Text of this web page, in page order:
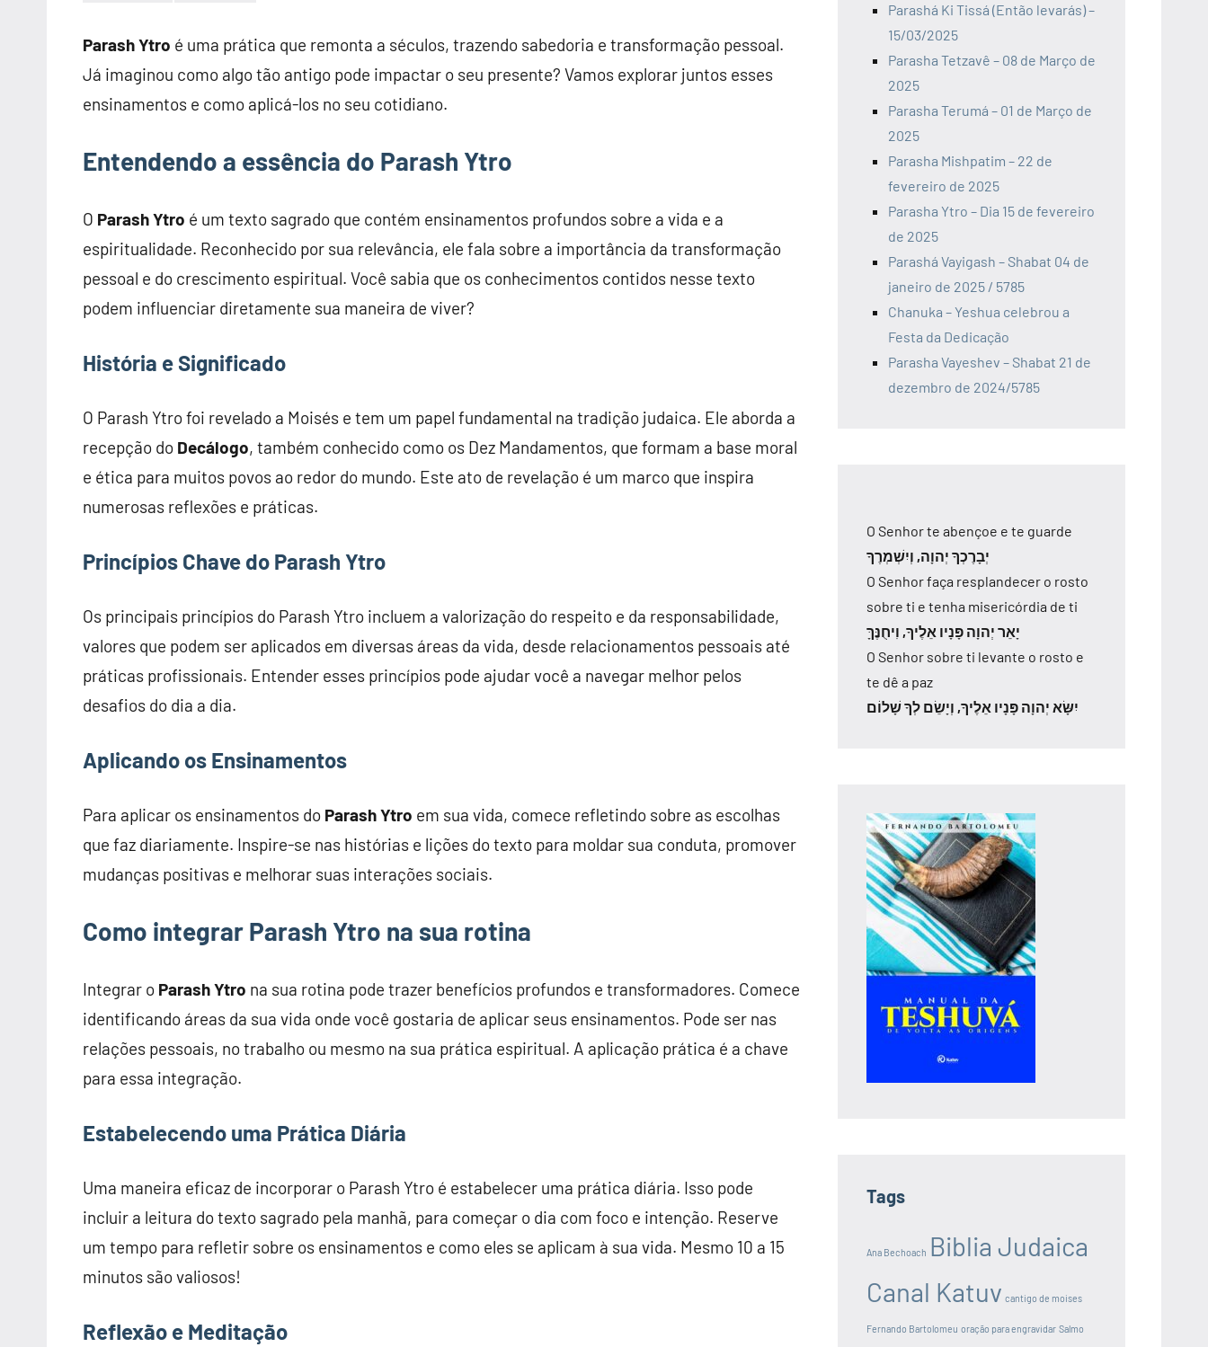
Parash Ytro é uma prática que remonta a séculos, trazendo sabedoria e transformação pessoal.
Já imaginou como algo tão antigo pode impactar o seu presente? Vamos explorar juntos esses
ensinamentos e como aplicá-los no seu cotidiano.
Entendendo a essência do Parash Ytro
O Parash Ytro é um texto sagrado que contém ensinamentos profundos sobre a vida e a
espiritualidade. Reconhecido por sua relevância, ele fala sobre a importância da transformação
pessoal e do crescimento espiritual. Você sabia que os conhecimentos contidos nesse texto
podem influenciar diretamente sua maneira de viver?
História e Significado
O Parash Ytro foi revelado a Moisés e tem um papel fundamental na tradição judaica. Ele aborda a
recepção do Decálogo, também conhecido como os Dez Mandamentos, que formam a base moral
e ética para muitos povos ao redor do mundo. Este ato de revelação é um marco que inspira
numerosas reflexões e práticas.
Princípios Chave do Parash Ytro
Os principais princípios do Parash Ytro incluem a valorização do respeito e da responsabilidade,
valores que podem ser aplicados em diversas áreas da vida, desde relacionamentos pessoais até
práticas profissionais. Entender esses princípios pode ajudar você a navegar melhor pelos
desafios do dia a dia.
Aplicando os Ensinamentos
Para aplicar os ensinamentos do Parash Ytro em sua vida, comece refletindo sobre as escolhas
que faz diariamente. Inspire-se nas histórias e lições do texto para moldar sua conduta, promover
mudanças positivas e melhorar suas interações sociais.
Como integrar Parash Ytro na sua rotina
Integrar o Parash Ytro na sua rotina pode trazer benefícios profundos e transformadores. Comece
identificando áreas da sua vida onde você gostaria de aplicar seus ensinamentos. Pode ser nas
relações pessoais, no trabalho ou mesmo na sua prática espiritual. A aplicação prática é a chave
para essa integração.
Estabelecendo uma Prática Diária
Uma maneira eficaz de incorporar o Parash Ytro é estabelecer uma prática diária. Isso pode
incluir a leitura do texto sagrado pela manhã, para começar o dia com foco e intenção. Reserve
um tempo para refletir sobre os ensinamentos e como eles se aplicam à sua vida. Mesmo 10 a 15
minutos são valiosos!
Reflexão e Meditação
Parashá Ki Tissá (Então levarás) –
15/03/2025
Parasha Tetzavê – 08 de Março de
2025
Parasha Terumá – 01 de Março de
2025
Parasha Mishpatim – 22 de
fevereiro de 2025
Parasha Ytro – Dia 15 de fevereiro
de 2025
Parashá Vayigash – Shabat 04 de
janeiro de 2025 / 5785
Chanuka – Yeshua celebrou a
Festa da Dedicação
Parasha Vayeshev – Shabat 21 de
dezembro de 2024/5785
O Senhor te abençoe e te guarde
יְבָרֶכְךָ יְהוָה, וְיִשְׁמְרֶךָ
O Senhor faça resplandecer o rosto
sobre ti e tenha misericórdia de ti
יָאֵר יְהוָה פָּנָיו אֵלֶיךָ, וִיחֻנֶּךָּ
O Senhor sobre ti levante o rosto e
te dê a paz
יִשָּׂא יְהוָה פָּנָיו אֵלֶיךָ, וְיָשֵׂם לְךָ שָׁלוֹם
Tags
Ana Bechoach Biblia Judaica
Canal Katuv cantigo de moises
Fernando Bartolomeu oração para engravidar Salmo